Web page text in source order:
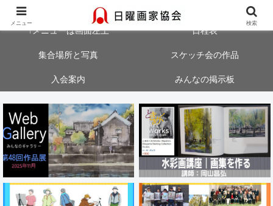
大阪・神戸・奈良・京都でスケッチ会を開催中！気軽にご参加ください
↑メニューは画面左上 日程表
集合場所と写真 スケッチ会の作品
入会案内 みんなの掲示板
メニュー 検索